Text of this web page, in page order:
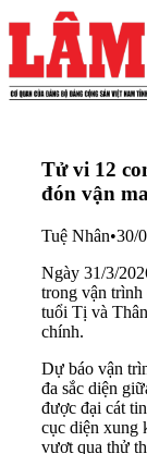
Tử vi 12
đón vận
Tuệ Nhân•30/
Ngày 31/3/
trong vận trình
tuổi Tị và
chính.
Dự báo vận
đa sắc diện
được đại cát
cục diện xung
vượt qua thử